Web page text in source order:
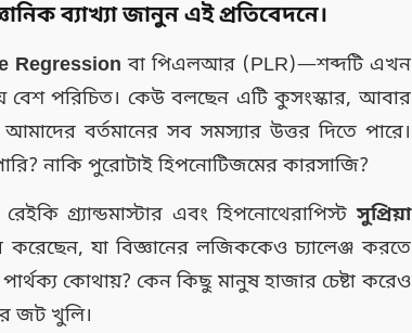
ব্যাখ্যা জানুন এই প্রতিবেদনে।
Regression বা পিএলআর (PLR)—শব্দটি এখন
বেশ পরিচিত। কেউ বলছেন এটি কুসংস্কার, আবার
বর্তমানের সব সমস্যার উত্তর দিতে পারে।
নাকি পুরোটাই হিপনোটিজমের কারসাজি?
গ্র্যান্ডমাস্টার এবং হিপনোথেরাপিস্টসুপ্রিয়া
যা বিজ্ঞানের লজিককেও চ্যালেঞ্জ করতে
কোথায়? কেন কিছু মানুষ হাজার চেষ্টা করেও
জট খুলি।